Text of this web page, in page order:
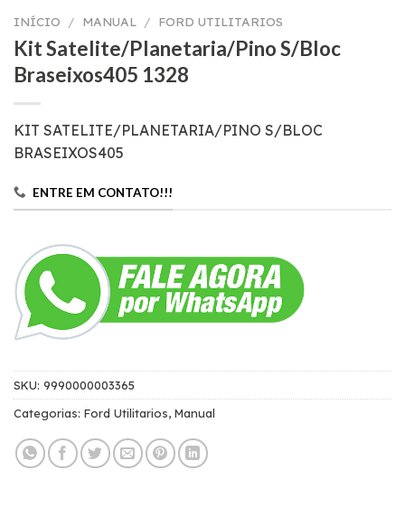
INÍCIO / MANUAL / FORD UTILITARIOS
Kit Satelite/Planetaria/Pino S/Bloc
Braseixos405 1328
KIT SATELITE/PLANETARIA/PINO S/BLOC
BRASEIXOS405
ENTRE EM CONTATO!!!
SKU: 9990000003365
Categorias: Ford Utilitarios, Manual